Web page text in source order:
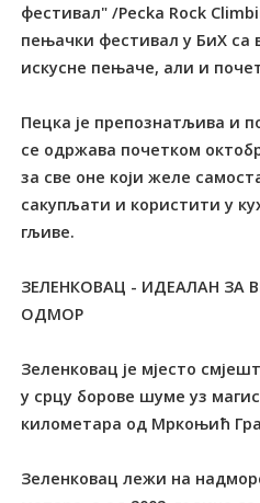
фестивал" /Pecka Rock
пењачки фестивал у БиХ са
искусне пењаче, али и
Пецка је препознатљива и
се одржава почетком
за све оне који желе
сакупљати и користити у
гљиве.
ЗЕЛЕНКОВАЦ - ИДЕАЛАН ЗА
ОДМОР
Зеленковац је мјесто
у срцу борове шуме уз
километара од Мркоњић
Зеленковац лежи на